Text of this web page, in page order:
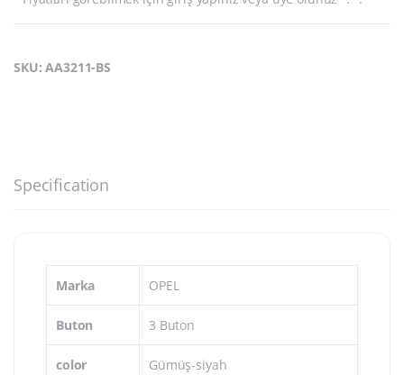
SKU: AA3211-BS
Specification
Marka OPEL
Buton 3 Buton
color Gümüş-siyah